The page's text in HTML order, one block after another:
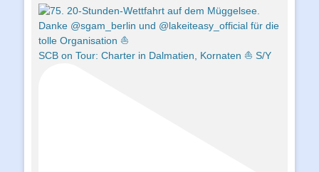
SCB on Tour: Charter in Dalmatien, Kornaten ⛵️ S/Y